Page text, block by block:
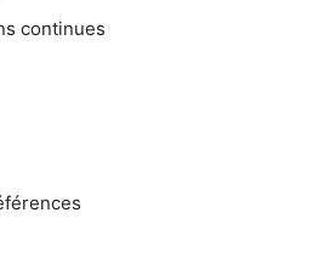
continues